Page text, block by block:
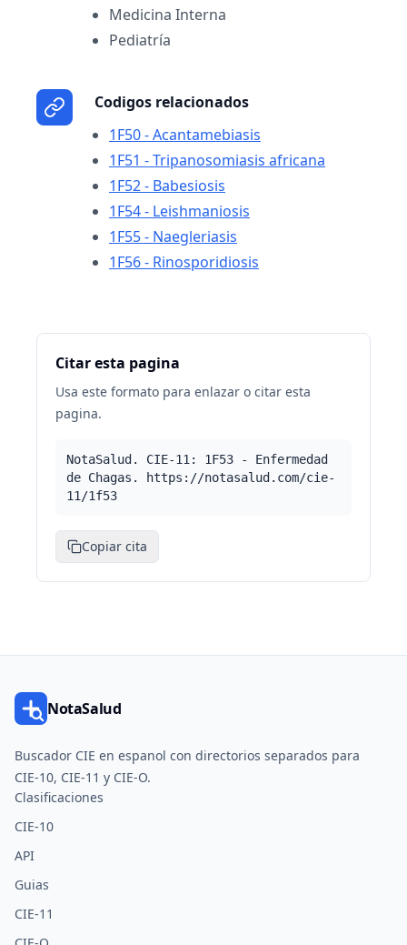
Medicina Interna
Pediatría
Codigos relacionados
1F50 - Acantamebiasis
1F51 - Tripanosomiasis africana
1F52 - Babesiosis
1F54 - Leishmaniosis
1F55 - Naegleriasis
1F56 - Rinosporidiosis
Citar esta pagina
Usa este formato para enlazar o citar esta
pagina.
NotaSalud. CIE-11: 1F53 - Enfermedad
de Chagas. https://notasalud.com/cie-
11/1f53
Copiar cita
NotaSalud
Buscador CIE en espanol con directorios separados para
CIE-10, CIE-11 y CIE-O.
Clasificaciones
CIE-10
API
Guias
CIE-11